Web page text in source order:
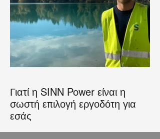
Γιατί η SINN Power είναι η
σωστή επιλογή εργοδότη για
εσάς